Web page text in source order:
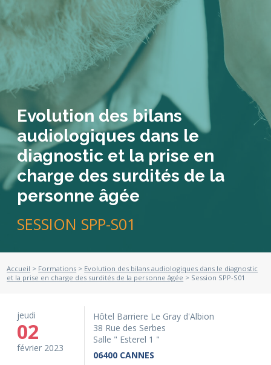
Evolution des bilans
audiologiques dans le
diagnostic et la prise en
charge des surdités de la
personne âgée
SESSION SPP-S01
Accueil > Formations > Evolution des bilans audiologiques dans le diagnostic
et la prise en charge des surdités de la personne âgée > Session SPP-S01
jeudi
02
février 2023
Hôtel Barriere Le Gray d'Albion
38 Rue des Serbes
Salle " Esterel 1 "
06400 CANNES